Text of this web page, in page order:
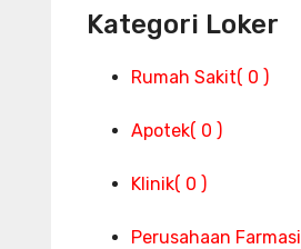
Kategori Loker
Rumah Sakit( 0 )
Apotek( 0 )
Klinik( 0 )
Perusahaan Farmasi